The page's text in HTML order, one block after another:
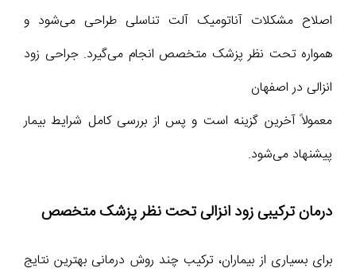
اصلاح مشکلات آناتومیک آلت تناسلی طراحی می‌شود و
همواره تحت نظر پزشک متخصص انجام می‌گیرد. جراحی زود
انزالی در اصفهان
معمولاً آخرین گزینه است و پس از بررسی کامل شرایط بیمار
پیشنهاد می‌شود.
درمان ترکیبی زود انزالی تحت نظر پزشک متخصص
برای بسیاری از بیماران، ترکیب چند روش درمانی بهترین نتایج